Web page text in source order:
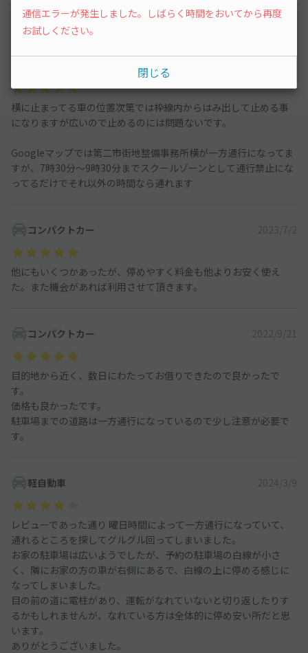
ればまたこちらをお借りできたらと思います。
横に止まってる車の位置次第では枠線内からはみ出して止める事
になりますが広いので止めるのには問題ないです。
Googleマップでは第二市街地整備事務所横が一方通行になってま
すが、7時30分〜9時30分までスクールゾーンとして通行禁止にな
ってるだけでそれ以外の時間なら通れます
コンパクトカー 2023/7/2
他にもいくつかあったが、停めやすく料金も他よりお安く使え
た。また機会があれば利用させて頂きます。
コンパクトカー 2022/9/21
目的地から近く、数日にわたってお借りできたので良かったで
す。
価格も良かったです。
駐車場までの道路は一方通行になっているので少し注意が必要で
す。
軽自動車 2024/3/9
レビューであった通り 曜日時間によって一方通行になっていて、
通れるところを探してグルグル回ってしまいました。
お家の駐車場は広いようでしたが、予約の駐車場の白線が小さ
く、隣にお家の方の車が右側にあるで、白線の上に停める感じに
なってしまいました。
目の前の道に電柱があり、運転がなれていないと切り返したりす
るかもしれませんが、なれている方は全体的に停め安い所だと思
います。
ありがとうございました。
通信エラーが発生しました。しばらく時間をおいてから再度
お試しください。
閉じる